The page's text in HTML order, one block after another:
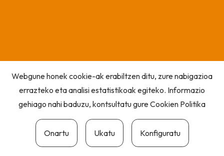
Webgune honek cookie-ak erabiltzen ditu, zure nabigazioa
errazteko eta analisi estatistikoak egiteko. Informazio
gehiago nahi baduzu, kontsultatu gureCookien Politika
Onartu Ukatu Konfiguratu